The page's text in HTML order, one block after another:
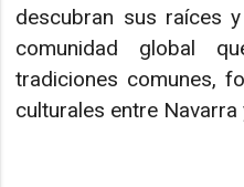
descubran sus raíces
comunidad global
tradiciones comunes,
culturales entre Navarra